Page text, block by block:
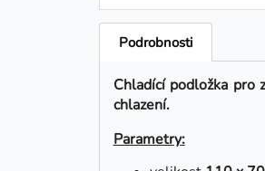
Podrobnosti
Chladící podložka pro
chlazení.
Parametry: